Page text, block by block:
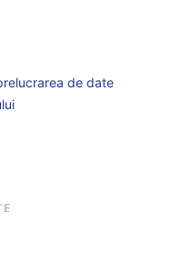
de date